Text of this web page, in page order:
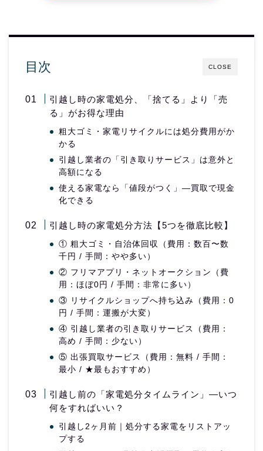
CLOSE
目次
引越し時の家電処分、「捨てる」より「売
る」がお得な理由
粗大ゴミ・家電リサイクルには処分費用がか
かる
引越し業者の「引き取りサービス」は意外と
高額になる
使える家電なら「値段がつく」—買取で現金
化できる
引越し時の家電処分方法【5つを徹底比較】
① 粗大ゴミ・自治体回収（費用：数百〜数
千円 / 手間：やや多い）
② フリマアプリ・ネットオークション（費
用：ほぼ0円 / 手間：非常に多い）
③ リサイクルショップへ持ち込み（費用：0
円 / 手間：運搬が大変）
④ 引越し業者の引き取りサービス（費用：
高め / 手間：少ない）
⑤ 出張買取サービス（費用：無料 / 手間：
最小 / ★最もおすすめ）
引越し前の「家電処分タイムライン」—いつ
何をすればいい？
引越し2ヶ月前｜処分する家電をリストアッ
プする